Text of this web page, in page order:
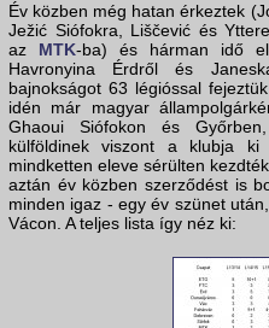
Év közben még hatan érkeztek
Ježić Siófokra, Liščević és
az MTK-ba) és hárman idő
Havronyina Érdről és
bajnokságot 63 légióssal
idén már magyar
Ghaoui Siófokon és
külföldinek viszont a klubja ki
mindketten eleve sérülten
aztán év közben szerződést is
minden igaz - egy év szünet
Vácon. A teljes lista így néz ki: